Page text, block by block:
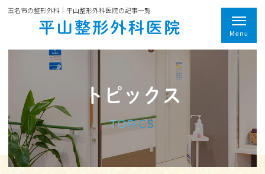
玉名市の整形外科｜平山整形外科医院の記事一覧
トピックス
TOPICS